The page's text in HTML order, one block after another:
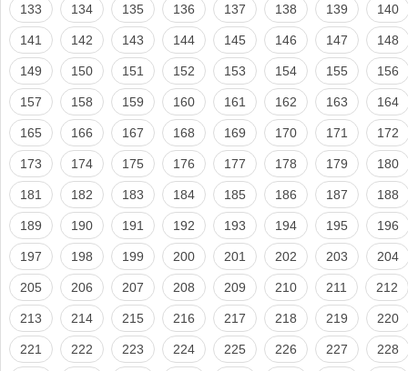
133 134 135 136 137 138 139 140
141 142 143 144 145 146 147 148
149 150 151 152 153 154 155 156
157 158 159 160 161 162 163 164
165 166 167 168 169 170 171 172
173 174 175 176 177 178 179 180
181 182 183 184 185 186 187 188
189 190 191 192 193 194 195 196
197 198 199 200 201 202 203 204
205 206 207 208 209 210 211 212
213 214 215 216 217 218 219 220
221 222 223 224 225 226 227 228